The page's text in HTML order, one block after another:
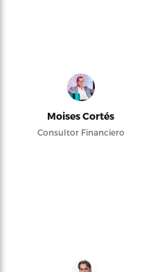
Moises Cortés
Consultor Financiero